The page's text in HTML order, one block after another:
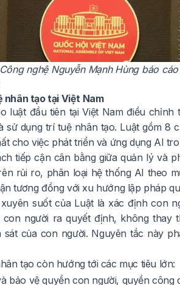
nghệ Nguyễn Mạnh Hùng báo
nhân tạo tại Việt Nam
luật đầu tiên tại Việt Nam điều
sử dụng trí tuệ nhân tạo. Luật gồm 8
cho việc phát triển và ứng dụng AI
tiếp cận cân bằng giữa quản lý và
rủi ro, phân loại hệ thống AI theo
tương đồng với xu hướng lập pháp
suốt của Luật là xác định con
người ra quyết định, không thay
của con người. Nguyên tắc này
tạo còn hướng tới các mục tiêu lớn:
bảo vệ quyền con người, quyền công